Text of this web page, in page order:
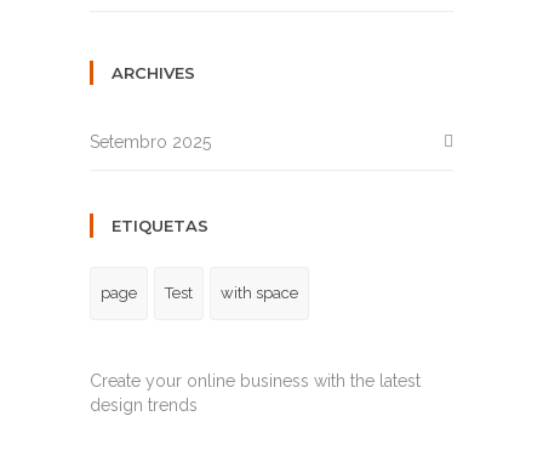
ARCHIVES
Setembro 2025
ETIQUETAS
page Test with space
Create your online business with the latest
design trends